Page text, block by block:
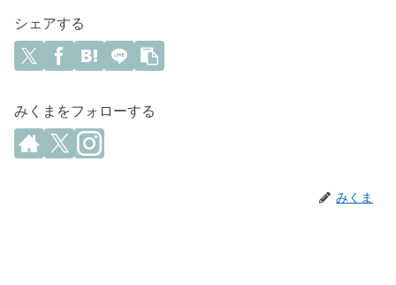
シェアする
みくまをフォローする
みくま